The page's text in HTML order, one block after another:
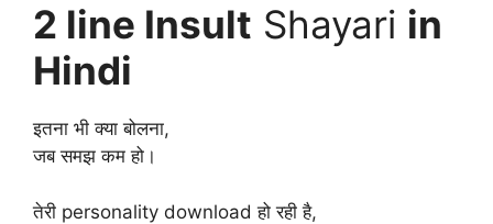
2 line Insult Shayari in
Hindi
इतना भी क्या बोलना,
जब समझ कम हो।
तेरी personality download हो रही है,